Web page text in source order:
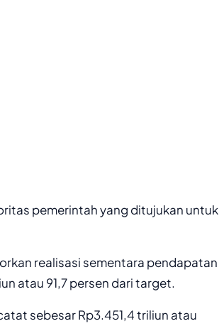
pemerintah yang ditujukan untuk
realisasi sementara pendapatan
atau 91,7 persen dari target.
sebesar Rp3.451,4 triliun atau